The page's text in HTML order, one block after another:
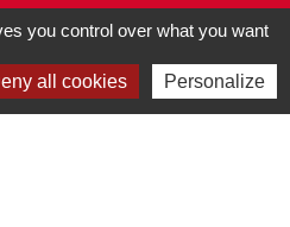
Rossignols
- FRANCE
32 32 18 58
you control over what you want
all cookies Personalize